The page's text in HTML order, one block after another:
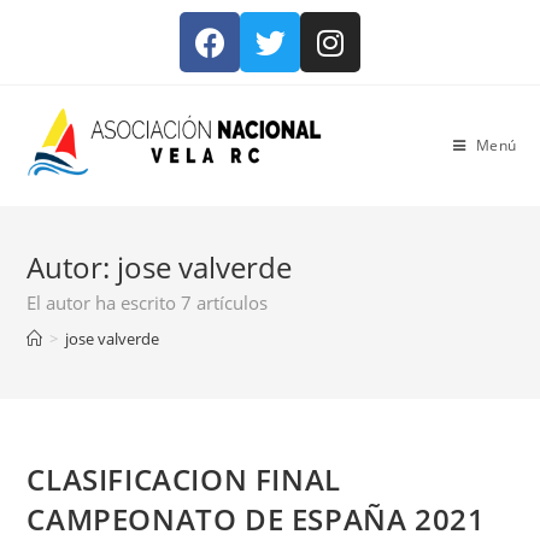
Menú
Autor: jose valverde
El autor ha escrito 7 artículos
> jose valverde
CLASIFICACION FINAL
CAMPEONATO DE ESPAÑA 2021